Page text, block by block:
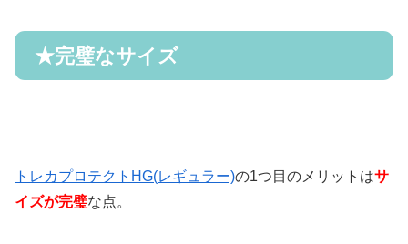
★完璧なサイズ
トレカプロテクトHG(レギュラー)の1つ目のメリットはサ
イズが完璧な点。